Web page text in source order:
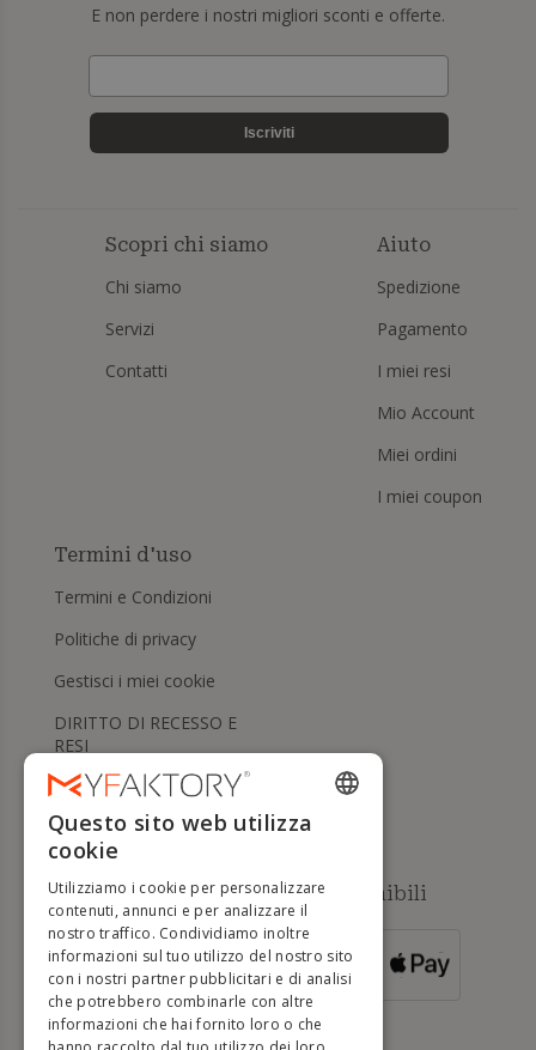
E non perdere i nostri migliori sconti e offerte.
Iscriviti
Scopri chi siamo
Chi siamo
Servizi
Contatti
Aiuto
Spedizione
Pagamento
I miei resi
Mio Account
Miei ordini
I miei coupon
Termini d'uso
Termini e Condizioni
Politiche di privacy
Gestisci i miei cookie
DIRITTO DI RECESSO E
RESI
Aiuto
Metodi di pagamento disponibili
SUPERIORI A
500 €
ENGLISH
DUTCH
GERMAN
PORTUGUESE
Questo sito web utilizza
cookie
Utilizziamo i cookie per personalizzare
contenuti, annunci e per analizzare il
nostro traffico. Condividiamo inoltre
informazioni sul tuo utilizzo del nostro sito
con i nostri partner pubblicitari e di analisi
che potrebbero combinarle con altre
informazioni che hai fornito loro o che